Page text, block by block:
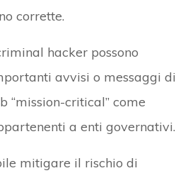
corrette.
hacker possono
avvisi o messaggi di
“mission-critical” come
a enti governativi.
mitigare il rischio di